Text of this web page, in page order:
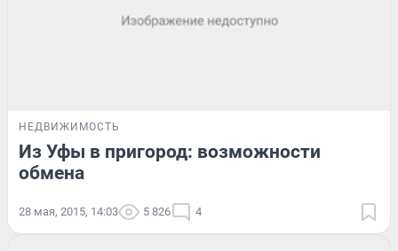
НЕДВИЖИМОСТЬ
Из Уфы в пригород: возможности
обмена
28 мая, 2015, 14:03 5 826 4